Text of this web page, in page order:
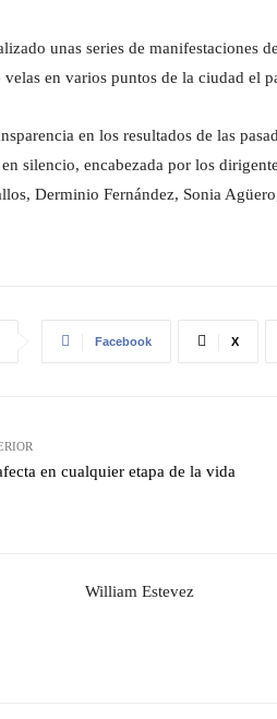
unas series de manifestaciones
velas en varios puntos de la ciudad el
en los resultados de las
silencio, encabezada por los
Derminio Fernández, Sonia
Facebook X
en cualquier etapa de la vida
William Estevez